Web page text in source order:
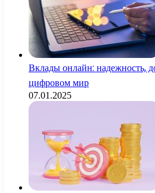
Вклады онлайн: надежность,
цифровом мир
07.01.2025